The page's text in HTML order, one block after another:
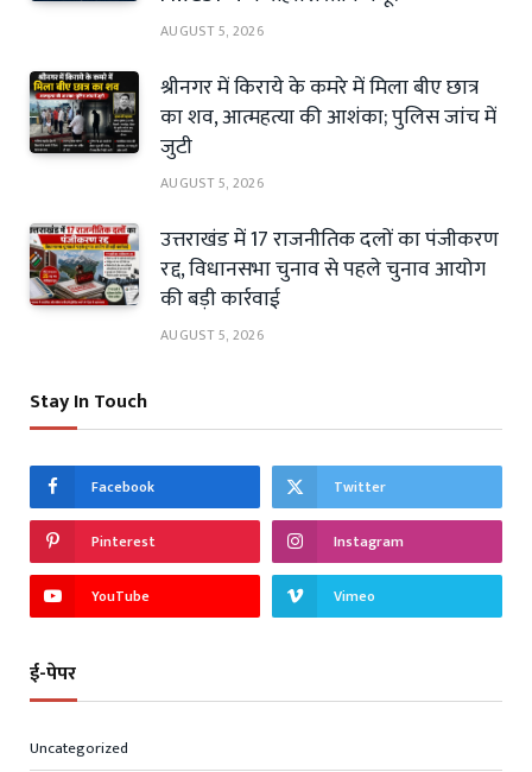
AUGUST 5, 2026
श्रीनगर में किराये के कमरे में मिला बीए छात्र
का शव, आत्महत्या की आशंका; पुलिस जांच में
जुटी
AUGUST 5, 2026
उत्तराखंड में 17 राजनीतिक दलों का पंजीकरण
रद्द, विधानसभा चुनाव से पहले चुनाव आयोग
की बड़ी कार्रवाई
AUGUST 5, 2026
Stay In Touch
Facebook Twitter
Pinterest Instagram
YouTube Vimeo
ई-पेपर
Uncategorized